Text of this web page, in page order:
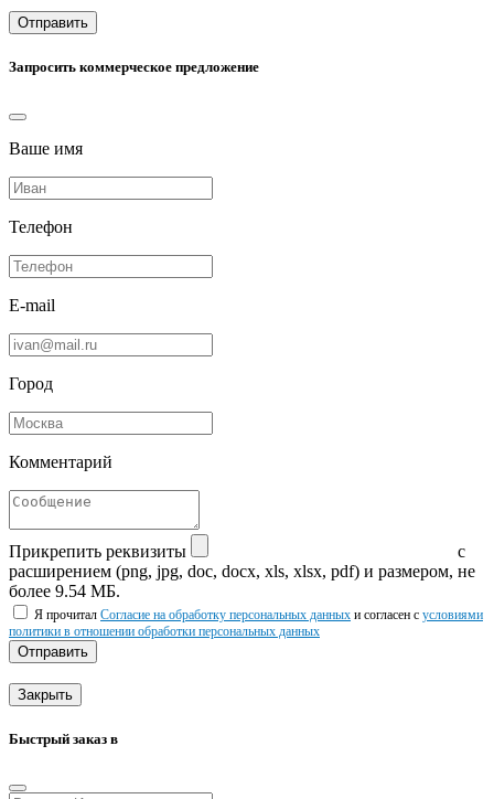
Отправить
Запросить коммерческое предложение
Ваше имя
Телефон
E-mail
Город
Комментарий
Прикрепить реквизиты
с
расширением (png, jpg, doc, docx, xls, xlsx, pdf) и размером, не
более 9.54 МБ.
Я прочитал Согласие на обработку персональных данных и согласен с условиями
политики в отношении обработки персональных данных
Отправить
Закрыть
Быстрый заказ в